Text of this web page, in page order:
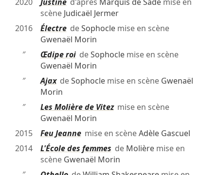
scène Judicaël Jermer
2016
ÉlectredeSophoclemise en scène
Gwenaël Morin
″
Œdipe roideSophoclemise en scène
Gwenaël Morin
″
AjaxdeSophoclemise en scène Gwenaël
Morin
″
Les Molière de Vitezmise en scène
Gwenaël Morin
2015
Feu Jeannemise en scèneAdèle Gascuel
2014
L'École des femmes de Molièremise en
scène Gwenaël Morin